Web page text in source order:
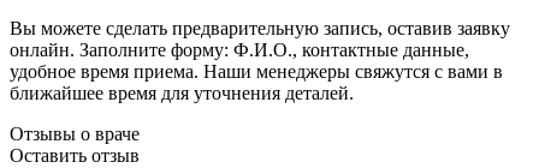
Вы можете сделать предварительную запись, оставив заявку
онлайн. Заполните форму: Ф.И.О., контактные данные,
удобное время приема. Наши менеджеры свяжутся с вами в
ближайшее время для уточнения деталей.
Отзывы о враче
Оставить отзыв